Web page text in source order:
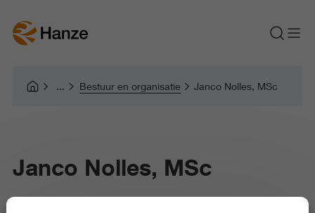
Bestuur en organisatie Janco Nolles, MSc
Janco Nolles, MSc